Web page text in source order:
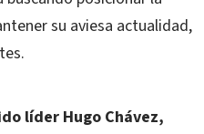
su aviesa actualidad,
líder Hugo Chávez,